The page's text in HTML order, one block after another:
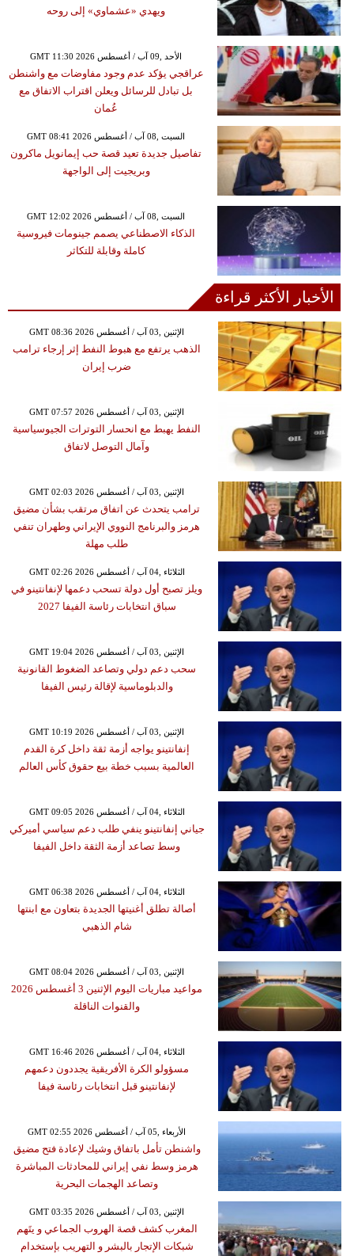
ويهدي «عشماوي» إلى روحه
GMT 11:30 2026 الأحد ,09 آب / أغسطس
عراقجي يؤكد عدم وجود مفاوضات مع واشنطن
بل تبادل للرسائل ويعلن اقتراب الاتفاق مع
عُمان
GMT 08:41 2026 السبت ,08 آب / أغسطس
تفاصيل جديدة تعيد قصة حب إيمانويل ماكرون
وبريجيت إلى الواجهة
GMT 12:02 2026 السبت ,08 آب / أغسطس
الذكاء الاصطناعي يصمم جينومات فيروسية
كاملة وقابلة للتكاثر
الأخبار الأكثر قراءة
GMT 08:36 2026 الإثنين ,03 آب / أغسطس
الذهب يرتفع مع هبوط النفط إثر إرجاء ترامب
ضرب إيران
GMT 07:57 2026 الإثنين ,03 آب / أغسطس
النفط يهبط مع انحسار التوترات الجيوسياسية
وآمال التوصل لاتفاق
GMT 02:03 2026 الإثنين ,03 آب / أغسطس
ترامب يتحدث عن اتفاق مرتقب بشأن مضيق
هرمز والبرنامج النووي الإيراني وطهران تنفي
طلب مهلة
GMT 02:26 2026 الثلاثاء ,04 آب / أغسطس
ويلز تصبح أول دولة تسحب دعمها لإنفانتينو في
سباق انتخابات رئاسة الفيفا 2027
GMT 19:04 2026 الإثنين ,03 آب / أغسطس
سحب دعم دولي وتصاعد الضغوط القانونية
والدبلوماسية لإقالة رئيس الفيفا
GMT 10:19 2026 الإثنين ,03 آب / أغسطس
إنفانتينو يواجه أزمة ثقة داخل كرة القدم
العالمية بسبب خطة بيع حقوق كأس العالم
GMT 09:05 2026 الثلاثاء ,04 آب / أغسطس
جياني إنفانتينو ينفي طلب دعم سياسي أميركي
وسط تصاعد أزمة الثقة داخل الفيفا
GMT 06:38 2026 الثلاثاء ,04 آب / أغسطس
أصالة تطلق أغنيتها الجديدة بتعاون مع ابنتها
شام الذهبي
GMT 08:04 2026 الإثنين ,03 آب / أغسطس
مواعيد مباريات اليوم الإثنين 3 أغسطس 2026
والقنوات الناقلة
GMT 16:46 2026 الثلاثاء ,04 آب / أغسطس
مسؤولو الكرة الأفريقية يجددون دعمهم
لإنفانتينو قبل انتخابات رئاسة فيفا
GMT 02:55 2026 الأربعاء ,05 آب / أغسطس
واشنطن تأمل باتفاق وشيك لإعادة فتح مضيق
هرمز وسط نفي إيراني للمحادثات المباشرة
وتصاعد الهجمات البحرية
GMT 03:35 2026 الإثنين ,03 آب / أغسطس
المغرب كشف قصة الهروب الجماعي و يتَهم
شبكات الإتجار بالبشر و التهريب بإستخدام